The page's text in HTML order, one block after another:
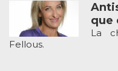
que
La
Fellous.